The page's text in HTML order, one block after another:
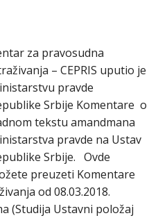
za pravosudna
– CEPRIS uputio je
pravde
Srbije Komentare o
tekstu amandmana
pravde na Ustav
Srbije. Ovde
preuzeti Komentare
od 08.03.2018.
(Studija Ustavni položaj